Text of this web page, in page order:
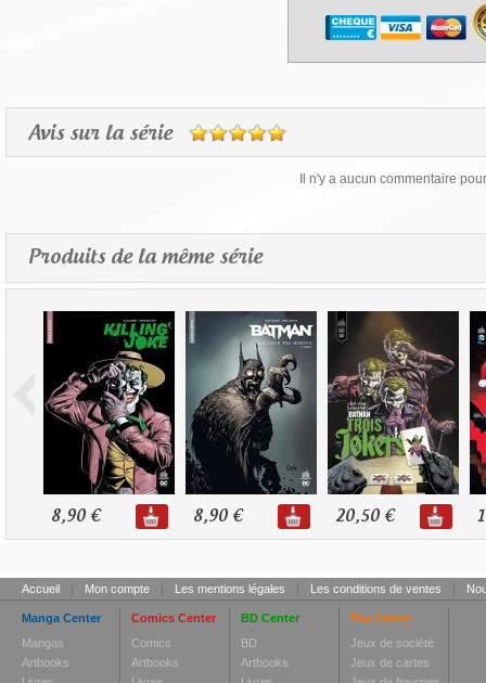
Avis sur la série
Il n'y a aucun commentaire
Produits de la même série
8,90 € 8,90 € 20,50 €
Accueil | Mon compte | Les mentions légales | Les conditions de ventes |
Manga Center
Mangas
Artbooks
Comics Center
Comics
Artbooks
BD Center
BD
Artbooks
Toy Center
Jeux de société
Jeux de cartes